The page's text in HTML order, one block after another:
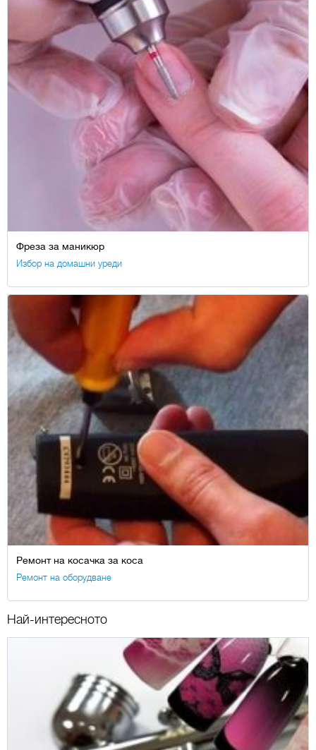
Фреза за маникюр
Избор на домашни уреди
Ремонт на косачка за коса
Ремонт на оборудване
Най-интересното